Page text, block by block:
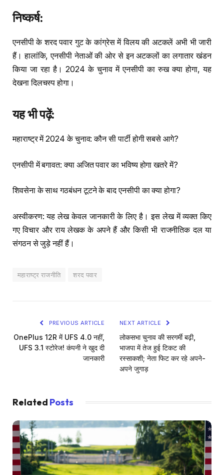
निष्कर्ष:
एनसीपी के शरद पवार गुट के कांग्रेस में विलय की अटकलें अभी भी जारी
हैं। हालांकि, एनसीपी नेताओं की ओर से इन अटकलों का लगातार खंडन
किया जा रहा है। 2024 के चुनाव में एनसीपी का रुख क्या होगा, यह
देखना दिलचस्प होगा।
यहभीपढ़ें:
महाराष्ट्र में 2024 के चुनाव: कौन सी पार्टी होगी सबसे आगे?
एनसीपी में बगावत: क्या अजित पवार का भविष्य होगा खतरे में?
शिवसेना के साथ गठबंधन टूटने के बाद एनसीपी का क्या होगा?
अस्वीकरण: यह लेख केवल जानकारी के लिए है। इस लेख में व्यक्त किए
गए विचार और राय लेखक के अपने हैं और किसी भी राजनीतिक दल या
संगठन से जुड़े नहीं हैं।
महाराष्ट्र राजनीति शरद पवार
PREVIOUS ARTICLE
OnePlus 12R में UFS 4.0 नहीं,
UFS 3.1 स्टोरेज! कंपनी ने खुद दी
जानकारी
NEXT ARTICLE
लोकसभा चुनाव की सरगर्मी बढ़ी,
भाजपा में तेज हुई टिकट की
रस्साकशी; नेता फिट कर रहे अपने-
अपने जुगाड़
Related Posts